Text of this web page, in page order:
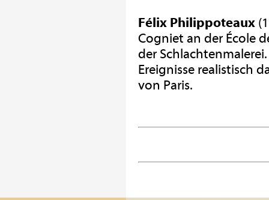
Félix Philippoteaux
Cogniet an der École
der
Ereignisse realistisch
von Paris.